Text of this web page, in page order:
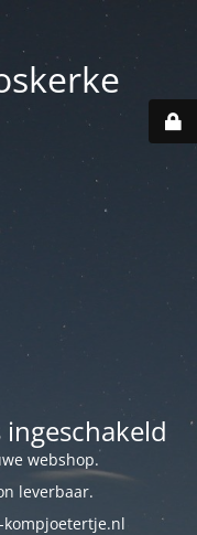
webshop.
leverbaar.
kompjoetertje.nl